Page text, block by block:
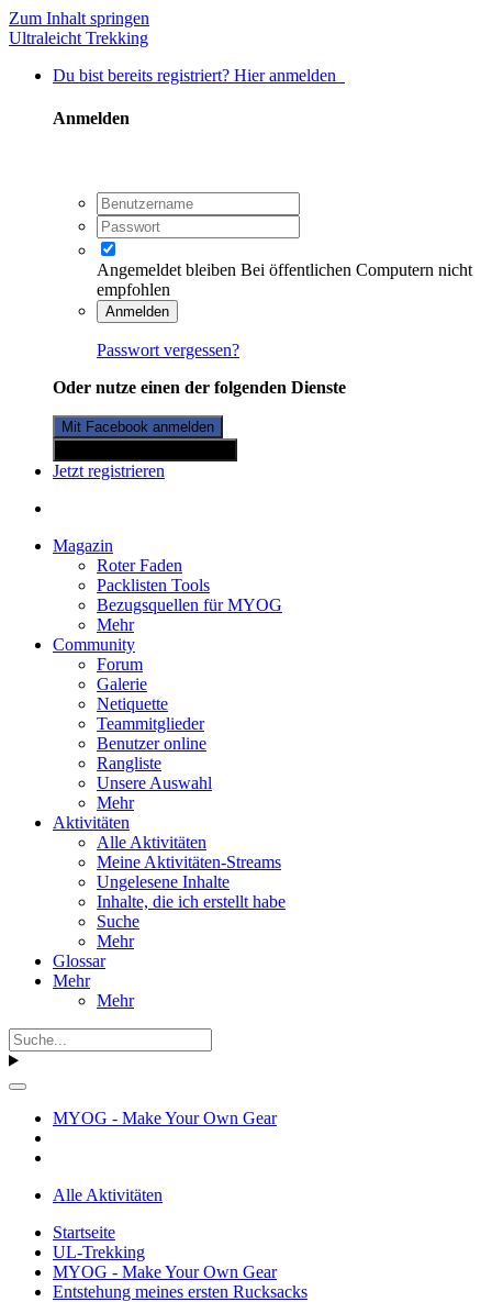
Zum Inhalt springen
Ultraleicht Trekking
Du bist bereits registriert? Hier anmelden
Anmelden
Angemeldet bleiben Bei öffentlichen Computern nicht
empfohlen
Anmelden
Passwort vergessen?
Oder nutze einen der folgenden Dienste
Mit Facebook anmelden
Jetzt registrieren
Magazin
Roter Faden
Packlisten Tools
Bezugsquellen für MYOG
Mehr
Community
Forum
Galerie
Netiquette
Teammitglieder
Benutzer online
Rangliste
Unsere Auswahl
Mehr
Aktivitäten
Alle Aktivitäten
Meine Aktivitäten-Streams
Ungelesene Inhalte
Inhalte, die ich erstellt habe
Suche
Mehr
Glossar
Mehr
Mehr
MYOG - Make Your Own Gear
Alle Aktivitäten
Startseite
UL-Trekking
MYOG - Make Your Own Gear
Entstehung meines ersten Rucksacks